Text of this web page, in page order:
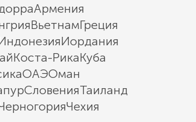
Армения
ВьетнамГреция
Иордания
Коста-РикаКуба
ОАЭОман
СловенияТаиланд
Чехия